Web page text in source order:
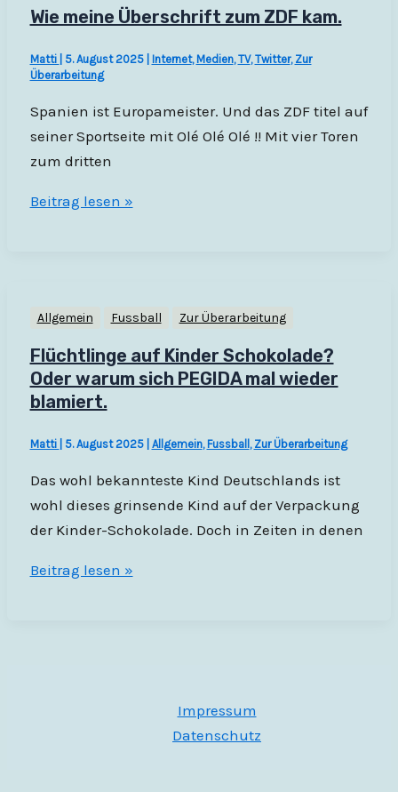
Wie meine Überschrift zum ZDF kam.
Matti 5. August 2025 Internet, Medien,TV,Twitter, Zur
Überarbeitung
Spanien ist Europameister. Und das ZDF titel auf
seiner Sportseite mit Olé Olé Olé !! Mit vier Toren
zum dritten
Wie
kam.
Beitrag lesen »
Allgemein Fussball Zur Überarbeitung
Flüchtlinge auf Kinder Schokolade?
Oder warum sich PEGIDA mal wieder
blamiert.
Matti 5. August 2025 Allgemein, Fussball , Zur Überarbeitung
Das wohl bekannteste Kind Deutschlands ist
wohl dieses grinsende Kind auf der Verpackung
der Kinder-Schokolade. Doch in Zeiten in denen
Flüchtlinge
Beitrag lesen »
Impressum
Datenschutz